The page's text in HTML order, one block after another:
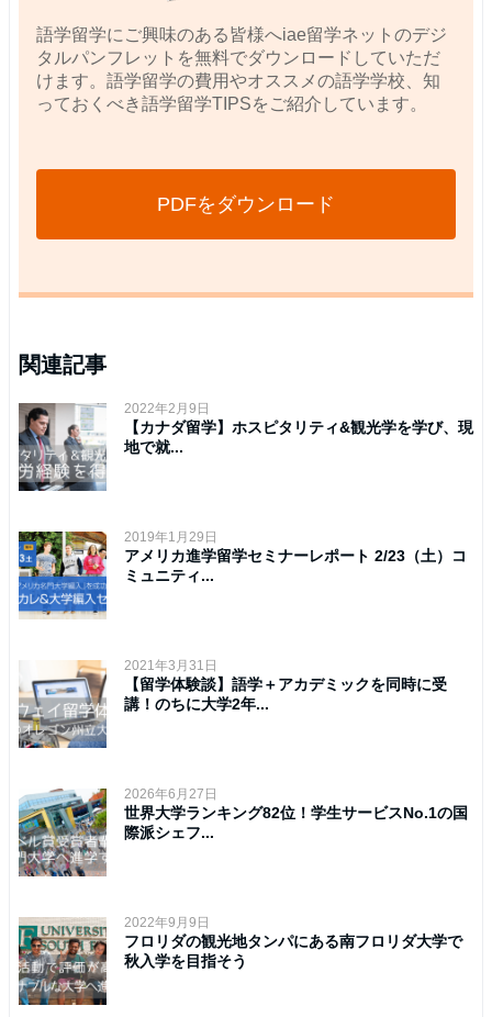
語学留学にご興味のある皆様へiae留学ネットのデジ
タルパンフレットを無料でダウンロードしていただ
けます。語学留学の費用やオススメの語学学校、知
っておくべき語学留学TIPSをご紹介しています。
PDFをダウンロード
関連記事
2022年2月9日
【カナダ留学】ホスピタリティ&観光学を学び、現
地で就...
2019年1月29日
アメリカ進学留学セミナーレポート 2/23（土）コ
ミュニティ...
2021年3月31日
【留学体験談】語学＋アカデミックを同時に受
講！のちに大学2年...
2026年6月27日
世界大学ランキング82位！学生サービスNo.1の国
際派シェフ...
2022年9月9日
フロリダの観光地タンパにある南フロリダ大学で
秋入学を目指そう